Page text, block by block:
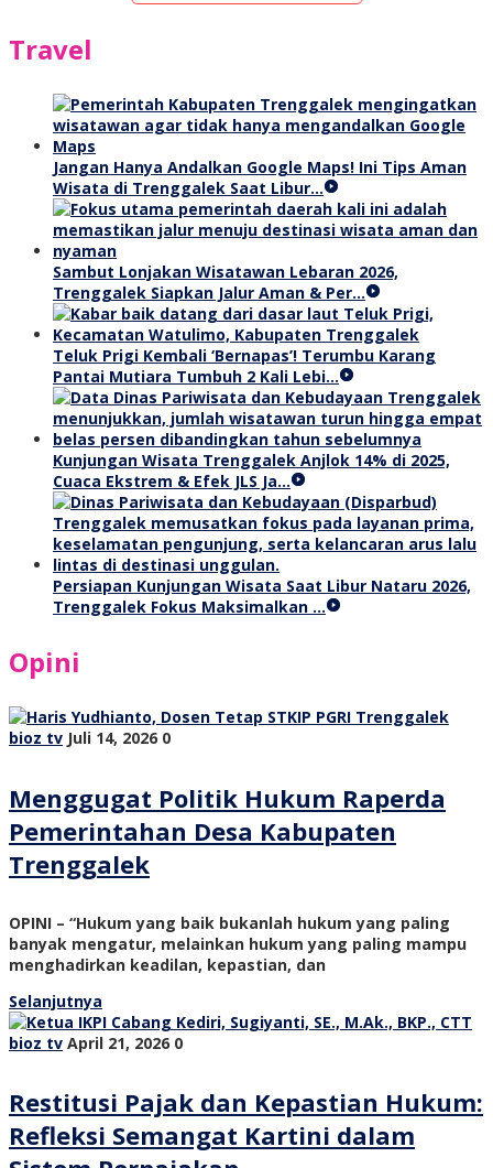
Travel
Jangan Hanya Andalkan Google Maps! Ini Tips Aman
Wisata di Trenggalek Saat Libur…
Sambut Lonjakan Wisatawan Lebaran 2026,
Trenggalek Siapkan Jalur Aman & Per…
Teluk Prigi Kembali ‘Bernapas’! Terumbu Karang
Pantai Mutiara Tumbuh 2 Kali Lebi…
Kunjungan Wisata Trenggalek Anjlok 14% di 2025,
Cuaca Ekstrem & Efek JLS Ja…
Persiapan Kunjungan Wisata Saat Libur Nataru 2026,
Trenggalek Fokus Maksimalkan …
Opini
bioz tv Juli 14, 2026 0
Menggugat Politik Hukum Raperda
Pemerintahan Desa Kabupaten
Trenggalek
OPINI – “Hukum yang baik bukanlah hukum yang paling
banyak mengatur, melainkan hukum yang paling mampu
menghadirkan keadilan, kepastian, dan
Selanjutnya
bioz tv April 21, 2026 0
Restitusi Pajak dan Kepastian Hukum:
Refleksi Semangat Kartini dalam